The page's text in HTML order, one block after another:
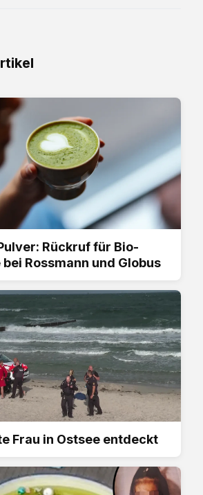
Rückruf für Bio-
Rossmann und Globus
Frau in Ostsee entdeckt